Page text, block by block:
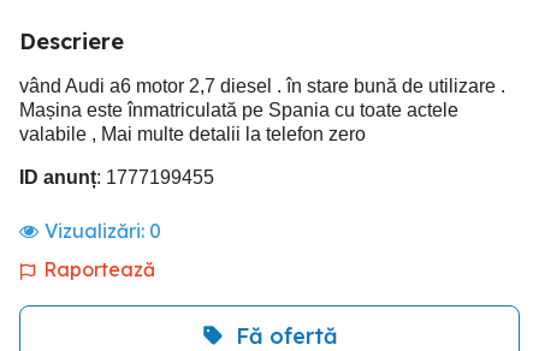
Descriere
vând Audi a6 motor 2,7 diesel . în stare bună de utilizare .
Mașina este înmatriculată pe Spania cu toate actele
valabile , Mai multe detalii la telefon zero
ID anunț: 1777199455
Vizualizări: 0
Raportează
Fă ofertă